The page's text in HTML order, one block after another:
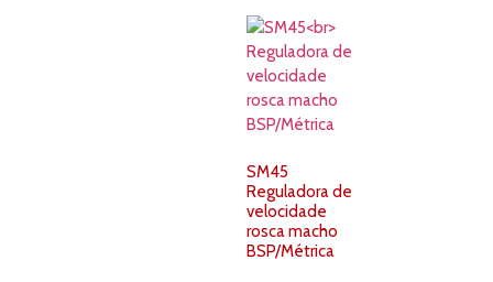
SM45
Reguladora de
velocidade
rosca macho
BSP/Métrica